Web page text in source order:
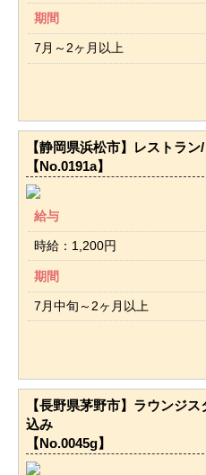
期間
7月～2ヶ月以上
【静岡県浜松市】レストラ
【No.0191a】
給与
時給：1,200円
期間
7月中旬～2ヶ月以上
【長野県茅野市】ラウンジ
込み
【No.0045g】